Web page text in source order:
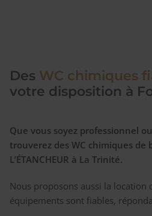
Des WC chimiques
votre disposition à
Que vous soyez professionnel
trouverez des WC chimiques
L’ÉTANCHEUR à La Trinité.
Nous proposons aussi la location
équipements sont fiables,